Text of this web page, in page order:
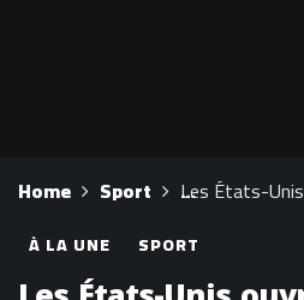
Home Sport Les États-
À LA UNE SPORT